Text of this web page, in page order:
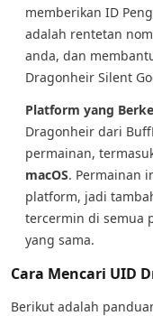
memberikan ID
adalah rentetan
anda, dan
Dragonheir Silent
Platform yang
Dragonheir dari
permainan,
macOS. Permainan
platform, jadi
tercermin di semua
yang sama.
Cara Mencari UID
Berikut adalah